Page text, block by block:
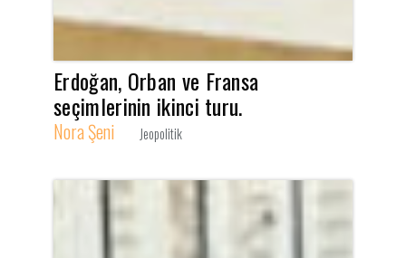
Erdoğan, Orban ve Fransa
seçimlerinin ikinci turu.
Nora Şeni Jeopolitik